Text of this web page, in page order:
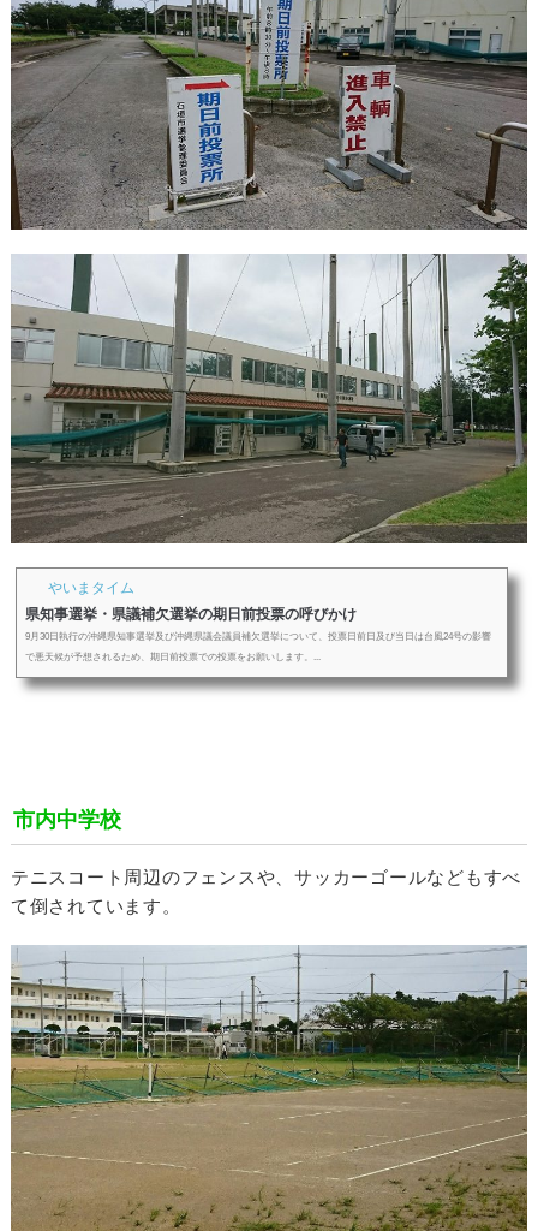
やいまタイム
県知事選挙・県議補欠選挙の期日前投票の呼びかけ
9月30日執行の沖縄県知事選挙及び沖縄県議会議員補欠選挙について、投票日前日及び当日は台風24号の影響
で悪天候が予想されるため、期日前投票での投票をお願いします。...
市内中学校
テニスコート周辺のフェンスや、サッカーゴールなどもすべ
て倒されています。